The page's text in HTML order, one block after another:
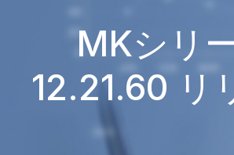
MKシリ
12.21.60 リ